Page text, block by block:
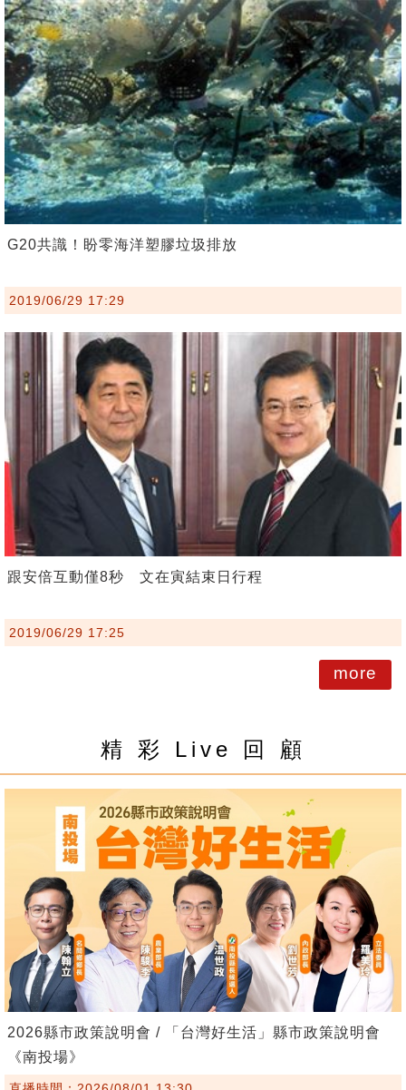
G20共識！盼零海洋塑膠垃圾排放
2019/06/29 17:29
跟安倍互動僅8秒 文在寅結束日行程
2019/06/29 17:25
more
精 彩 Live 回 顧
2026縣市政策說明會 / 「台灣好生活」縣市政策說明會
《南投場》